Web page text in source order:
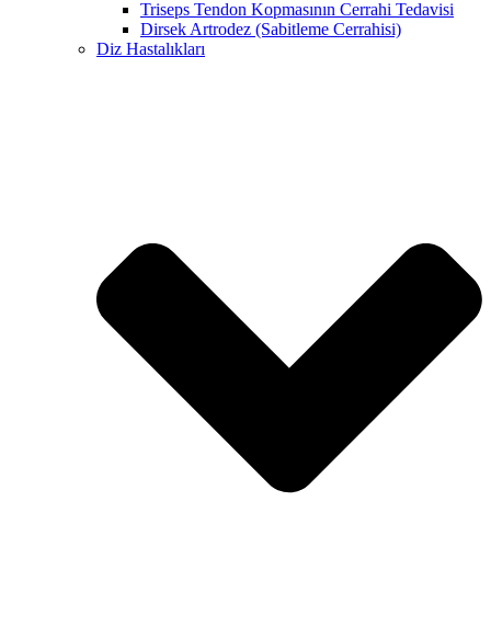
Triseps Tendon Kopmasının Cerrahi Tedavisi
Dirsek Artrodez (Sabitleme Cerrahisi)
Diz Hastalıkları